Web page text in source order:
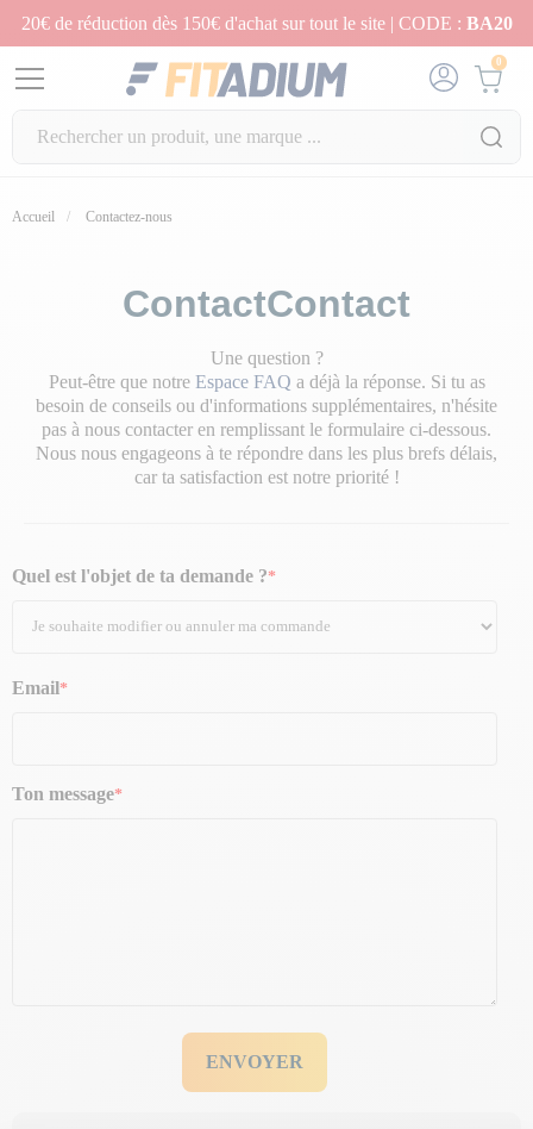
20€ de réduction dès 150€ d'achat sur tout le site | CODE : BA20
0
Accueil Contactez-nous
ContactContact
Une question ?
Peut-être que notre Espace FAQ a déjà la réponse. Si tu as
besoin de conseils ou d'informations supplémentaires, n'hésite
pas à nous contacter en remplissant le formulaire ci-dessous.
Nous nous engageons à te répondre dans les plus brefs délais,
car ta satisfaction est notre priorité !
Quel est l'objet de ta demande ?
Email
Ton message
ENVOYER